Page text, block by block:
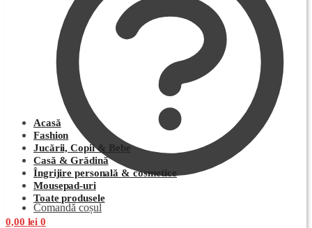
Comandă coșul
Acasă
Fashion
Jucării, Copii & Bebe
Casă & Grădină
Îngrijire personală & cosmetice
Mousepad-uri
Toate produsele
0,00 lei 0